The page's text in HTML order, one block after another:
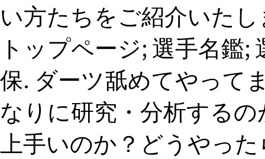
い方たちをご紹介いたし
トップページ; 選手名鑑;
保. ダーツ舐めてやって
なりに研究・分析する
上手いのか？どうやっ